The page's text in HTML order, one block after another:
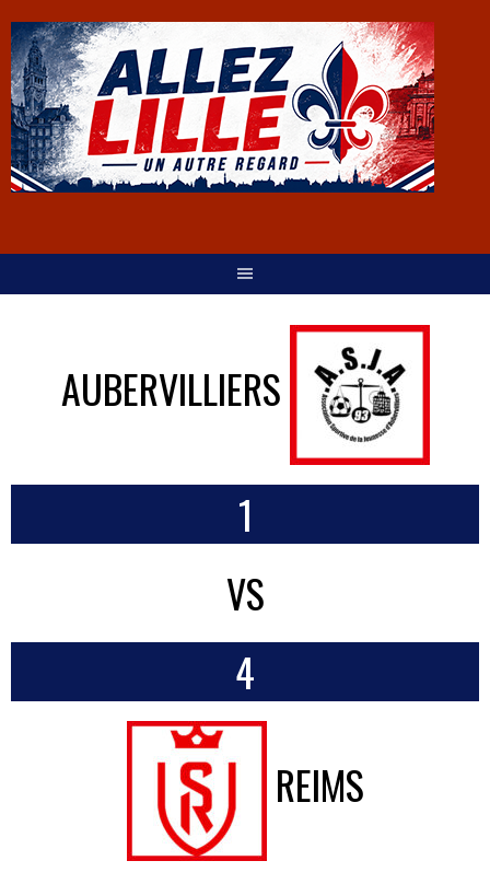
AUBERVILLIERS
1
VS
4
REIMS